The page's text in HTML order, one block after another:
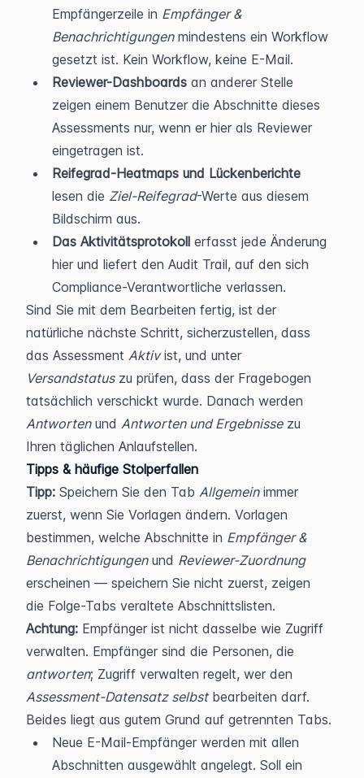
Empfängerzeile in Empfänger &
Benachrichtigungen mindestens ein Workflow
gesetzt ist. Kein Workflow, keine E-Mail.
Reviewer-Dashboards an anderer Stelle
zeigen einem Benutzer die Abschnitte dieses
Assessments nur, wenn er hier als Reviewer
eingetragen ist.
Reifegrad-Heatmaps und Lückenberichte
lesen die Ziel-Reifegrad-Werte aus diesem
Bildschirm aus.
Das Aktivitätsprotokoll erfasst jede Änderung
hier und liefert den Audit Trail, auf den sich
Compliance-Verantwortliche verlassen.
Sind Sie mit dem Bearbeiten fertig, ist der
natürliche nächste Schritt, sicherzustellen, dass
das Assessment Aktiv
Versandstatus zu prüfen, dass der Fragebogen
Antworten und Antworten und Ergebnisse zu
Ihren täglichen Anlaufstellen.
Tipps & häufige Stolperfallen
Tipp: Speichern Sie den Tab Allgemein immer
zuerst, wenn Sie Vorlagen ändern. Vorlagen
bestimmen, welche Abschnitte in Empfänger &
Benachrichtigungen und Reviewer-Zuordnung
erscheinen — speichern Sie nicht zuerst, zeigen
die Folge-Tabs veraltete Abschnittslisten.
Achtung: Empfänger ist nicht dasselbe wie Zugriff
antworten
Assessment-Datensatz selbst bearbeiten darf.
Beides liegt aus gutem Grund auf getrennten Tabs.
Neue E-Mail-Empfänger werden mit allen
Abschnitten ausgewählt angelegt. Soll ein